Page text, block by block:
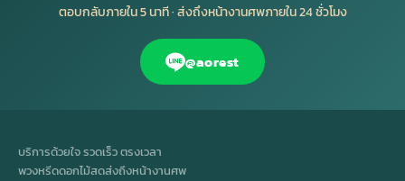
ตอบกลับภายใน 5 นาที · ส่งถึงหน้างานศพภายใน 24 ชั่วโมง
@aorest
บริการด้วยใจ รวดเร็ว ตรงเวลา
พวงหรีดดอกไม้สดส่งถึงหน้างานศพ